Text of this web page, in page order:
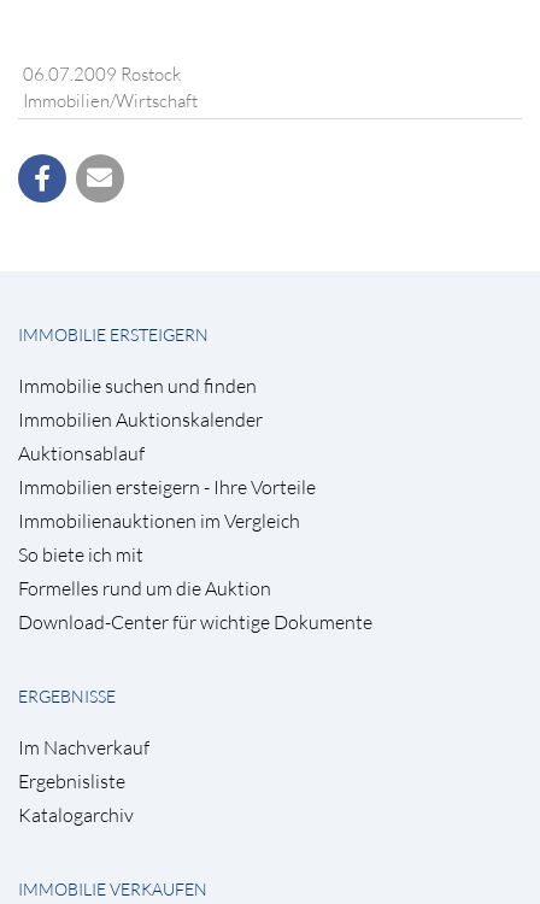
06.07.2009 Rostock
Immobilien/Wirtschaft
IMMOBILIE ERSTEIGERN
Immobilie suchen und finden
Immobilien Auktionskalender
Auktionsablauf
Immobilien ersteigern - Ihre Vorteile
Immobilienauktionen im Vergleich
So biete ich mit
Formelles rund um die Auktion
Download-Center für wichtige Dokumente
ERGEBNISSE
Im Nachverkauf
Ergebnisliste
Katalogarchiv
IMMOBILIE VERKAUFEN